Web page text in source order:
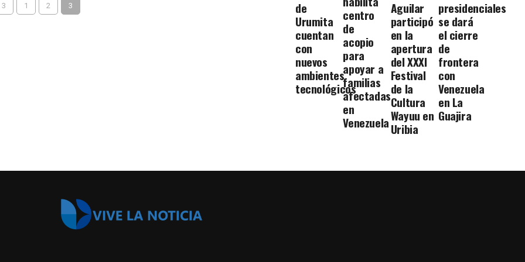
3 1 2 3 de
Urumita
cuentan
con
nuevos
ambientes
tecnológicos
centro
de
acopio
para
apoyar a
familias
afectadas
en
Venezuela
Aguilar
participó
en la
apertura
del XXXI
Festival
de la
Cultura
Wayuu en
Uribia
presidenciales
se dará
el cierre
de
frontera
con
Venezuela
en La
Guajira